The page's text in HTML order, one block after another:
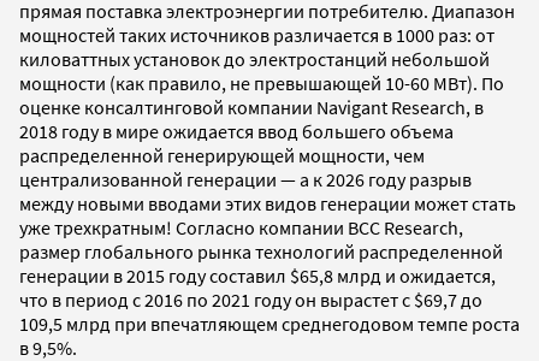
прямая поставка электроэнергии потребителю. Диапазон
мощностей таких источников различается в 1000 раз: от
киловаттных установок до электростанций небольшой
мощности (как правило, не превышающей 10-60 МВт). По
оценке консалтинговой компании Navigant Research, в
2018 году в мире ожидается ввод большего объема
распределенной генерирующей мощности, чем
централизованной генерации — а к 2026 году разрыв
между новыми вводами этих видов генерации может стать
уже трехкратным! Согласно компании BCC Research,
размер глобального рынка технологий распределенной
генерации в 2015 году составил $65,8 млрд и ожидается,
что в период с 2016 по 2021 году он вырастет с $69,7 до
109,5 млрд при впечатляющем среднегодовом темпе роста
в 9,5%.